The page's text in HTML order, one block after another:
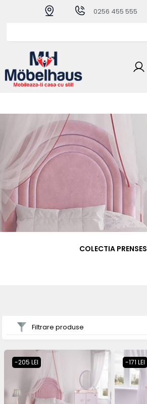
0256 455 555
COLECTIA PRENSES
Filtrare produse
-205 LEI -171 LEI